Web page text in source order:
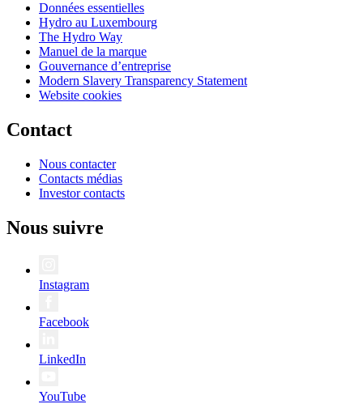
Données essentielles
Hydro au Luxembourg
The Hydro Way
Manuel de la marque
Gouvernance d’entreprise
Modern Slavery Transparency Statement
Website cookies
Contact
Nous contacter
Contacts médias
Investor contacts
Nous suivre
Instagram
Facebook
LinkedIn
YouTube